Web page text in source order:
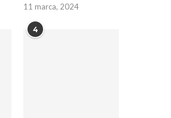
11 marca, 2024
4